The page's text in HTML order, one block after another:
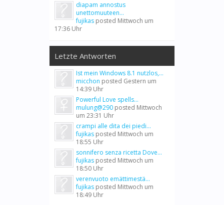
diapam annostus
unettomuuteen...
fujikas posted Mittwoch um
17:36 Uhr
Letzte Antworten
Ist mein Windows 8.1 nutzlos,...
micchon posted Gestern um
14:39 Uhr
Powerful Love spells...
mulung@290 posted Mittwoch
um 23:31 Uhr
crampi alle dita dei piedi...
fujikas posted Mittwoch um
18:55 Uhr
sonnifero senza ricetta Dove...
fujikas posted Mittwoch um
18:50 Uhr
verenvuoto emättimestä...
fujikas posted Mittwoch um
18:49 Uhr